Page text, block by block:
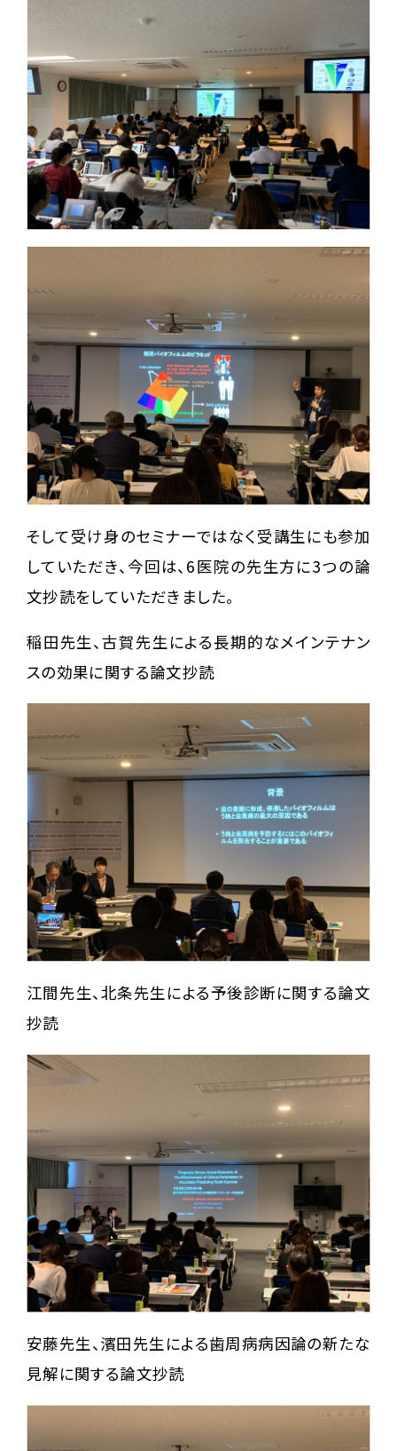
そして受け身のセミナーではなく受講生にも参加
していただき、今回は、6医院の先生方に3つの論
文抄読をしていただきました。
稲田先生、古賀先生による長期的なメインテナン
スの効果に関する論文抄読
江間先生、北条先生による予後診断に関する論文
抄読
安藤先生、濱田先生による歯周病病因論の新たな
見解に関する論文抄読